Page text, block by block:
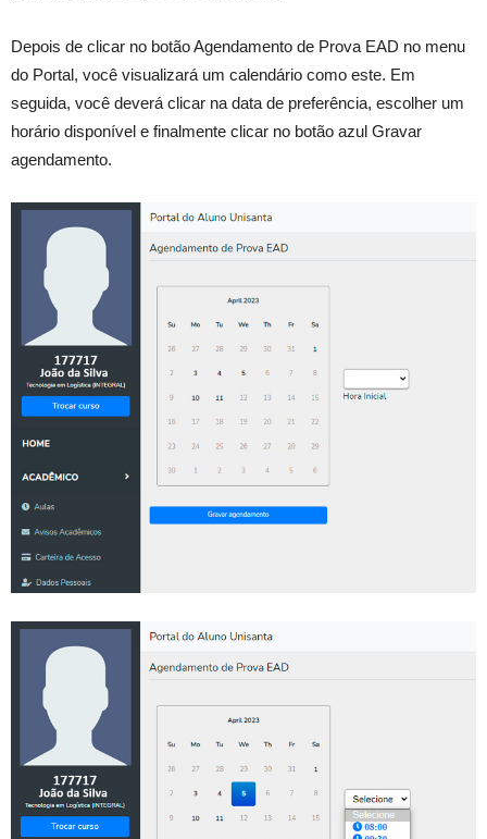
Depois de clicar no botão Agendamento de Prova EAD no menu
do Portal, você visualizará um calendário como este. Em
seguida, você deverá clicar na data de preferência, escolher um
horário disponível e finalmente clicar no botão azul Gravar
agendamento.